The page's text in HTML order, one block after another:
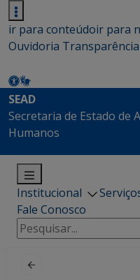
ir para conteúdoir para
Ouvidoria Transparência
SEAD
Secretaria de Estado de
Humanos
Institucional
Fale Conosco
Pesquisar
por: